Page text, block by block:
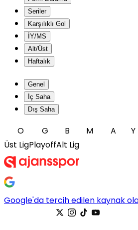
Seriler
Karşılıklı Gol
İY/MS
Alt/Üst
Haftalık
Genel
İç Saha
Dış Saha
O G B M A Y
Üst LigPlayoffAlt Lig
Google'da tercih edilen kaynak